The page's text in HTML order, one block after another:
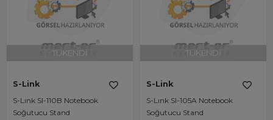
TÜKENDI
S-Link
S-Lınk Sl-110B Notebook
Soğutucu Stand
TÜKENDI
S-Link
S-Lınk Sl-105A Notebook
Soğutucu Stand